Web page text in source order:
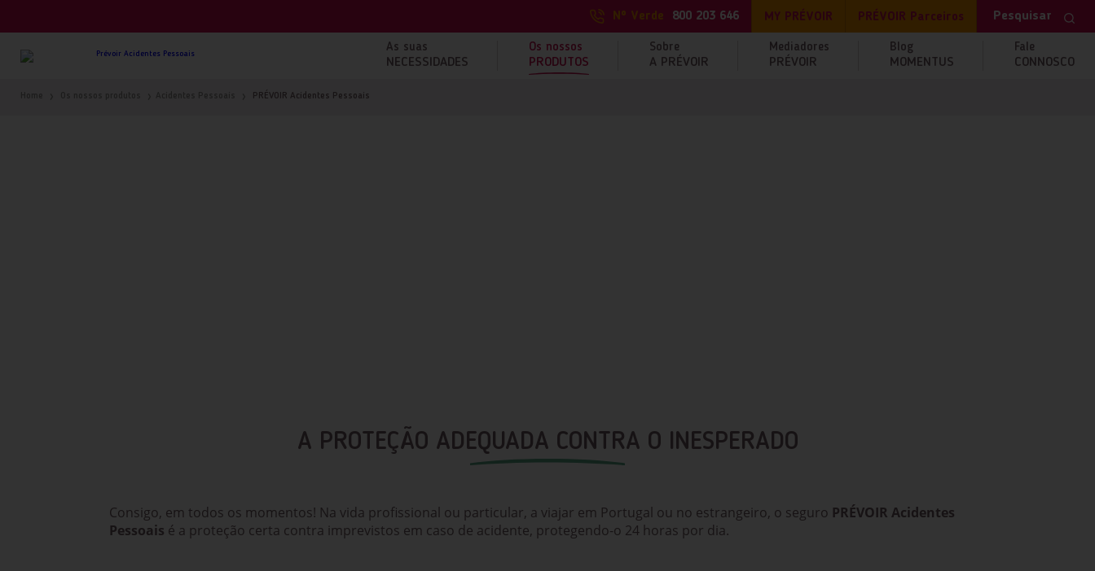
Nº Verde 800 203 646 MY PRÉVOIR PRÉVOIR Parceiros Pesquisar
As suas
NECESSIDADES
Os nossos
PRODUTOS
Sobre
A PRÉVOIR
Mediadores
PRÉVOIR
Blog
MOMENTUS
Fale
CONNOSCO
PRÉVOIR Acidentes Pessoais
A PROTEÇÃO ADEQUADA CONTRA O INESPERADO
Consigo, em todos os momentos! Na vida profissional ou particular, a viajar em Portugal ou no estrangeiro, o seguro PRÉVOIR Acidentes
Pessoais é a proteção certa contra imprevistos em caso de acidente, protegendo-o 24 horas por dia.